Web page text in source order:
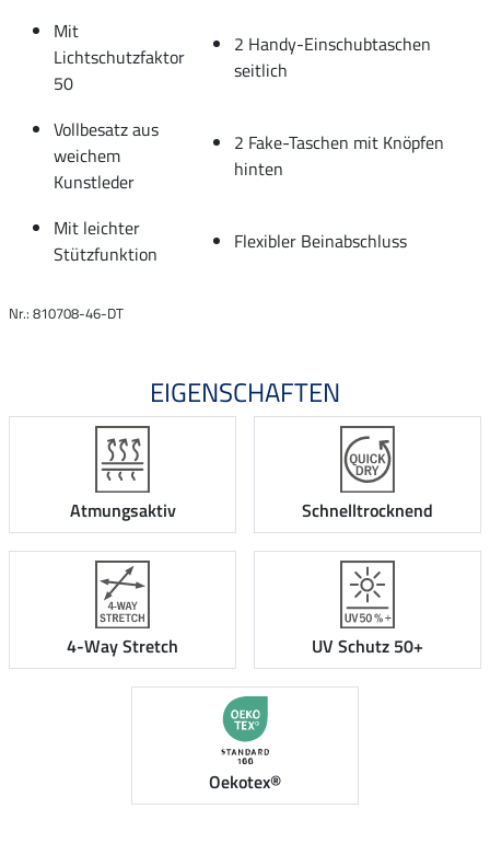
Mit
Lichtschutzfaktor
50
2 Handy-Einschubtaschen
seitlich
Vollbesatz aus
weichem
Kunstleder
2 Fake-Taschen mit Knöpfen
hinten
Mit leichter
Stützfunktion
Flexibler Beinabschluss
Nr.: 810708-46-DT
EIGENSCHAFTEN
Atmungsaktiv Schnelltrocknend
4-Way Stretch UV Schutz 50+
Oekotex®